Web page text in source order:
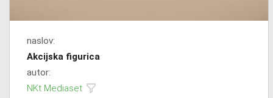
naslov:
Akcijska figurica
autor:
NKt Mediaset